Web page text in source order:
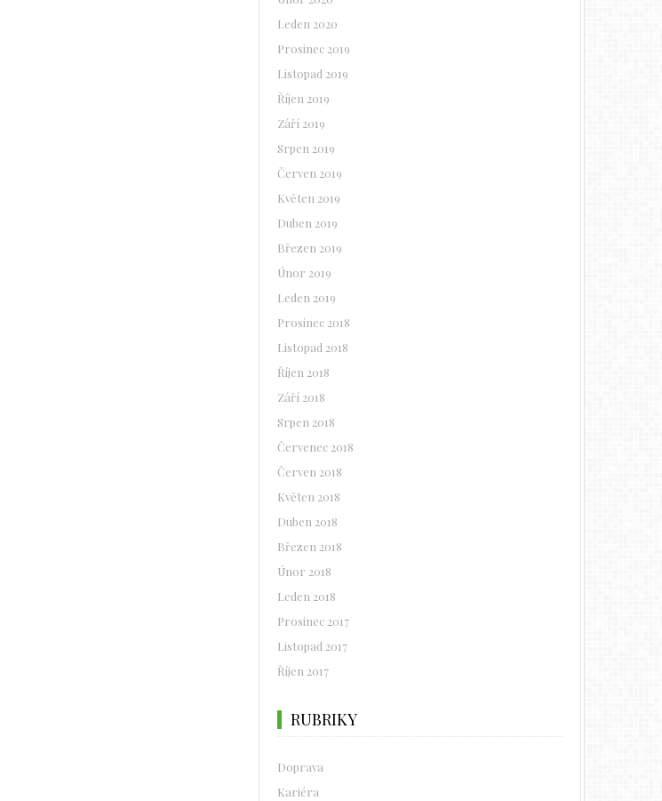
Leden 2020
Prosinec 2019
Listopad 2019
Říjen 2019
Září 2019
Srpen 2019
Červen 2019
Květen 2019
Duben 2019
Březen 2019
Únor 2019
Leden 2019
Prosinec 2018
Listopad 2018
Říjen 2018
Září 2018
Srpen 2018
Červenec 2018
Červen 2018
Květen 2018
Duben 2018
Březen 2018
Únor 2018
Leden 2018
Prosinec 2017
Listopad 2017
Říjen 2017
RUBRIKY
Doprava
Kariéra